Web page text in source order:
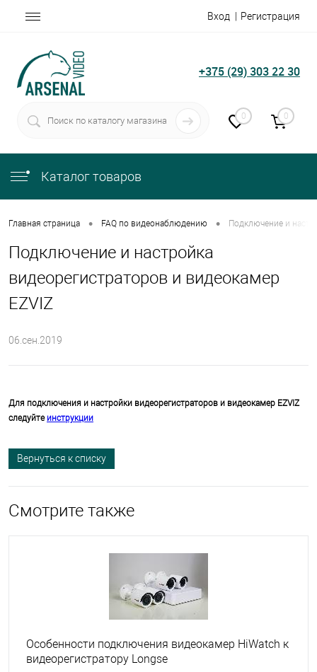
Вход Регистрация
+375 (29) 303 22 30
0 0
Каталог товаров
Главная страница • FAQ по видеонаблюдению • Подключение и
Подключение и настройка
видеорегистраторов и видеокамер
EZVIZ
06.сен.2019
Для подключения и настройки видеорегистраторов и видеокамер EZVIZ
следуйте инструкции
Вернуться к списку
Смотрите также
Особенности подключения видеокамер HiWatch к
видеорегистратору Longse